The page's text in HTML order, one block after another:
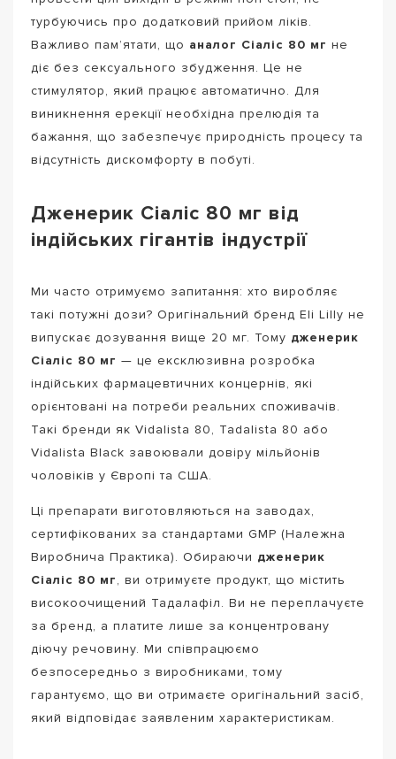
турбуючись про додатковий прийом ліків.
Важливо пам’ятати, що аналог Сіаліс 80 мг не
діє без сексуального збудження. Це не
стимулятор, який працює автоматично. Для
виникнення ерекції необхідна прелюдія та
бажання, що забезпечує природність процесу та
відсутність дискомфорту в побуті.
Дженерик Сіаліс 80 мг від
індійських гігантів індустрії
Ми часто отримуємо запитання: хто виробляє
такі потужні дози? Оригінальний бренд Eli Lilly не
випускає дозування вище 20 мг. Тому дженерик
Сіаліс 80 мг — це ексклюзивна розробка
індійських фармацевтичних концернів, які
орієнтовані на потреби реальних споживачів.
Такі бренди як Vidalista 80, Tadalista 80 або
Vidalista Black завоювали довіру мільйонів
чоловіків у Європі та США.
Ці препарати виготовляються на заводах,
сертифікованих за стандартами GMP (Належна
Виробнича Практика). Обираючи дженерик
Сіаліс 80 мг, ви отримуєте продукт, що містить
високоочищений Тадалафіл. Ви не переплачуєте
за бренд, а платите лише за концентровану
діючу речовину. Ми співпрацюємо
безпосередньо з виробниками, тому
гарантуємо, що ви отримаєте оригінальний засіб,
який відповідає заявленим характеристикам.